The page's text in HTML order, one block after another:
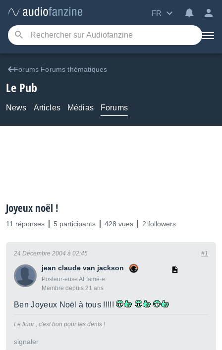
FR
Forums Forums thématiques
Le Pub
News Articles Médias Forums
Joyeux noël !
11 réponses 5 participants 428 vues 2 followers
jean claude van jackson
Posteur·euse AFfamé·e
Membre depuis 21 ans
24 Décembre 2004 à 02:45 #1
Ben Joyeux Noël à tous !!!!!
Le fluor , c'est bon pour les dents !
signaler